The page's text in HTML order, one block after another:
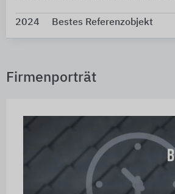
2024 Bestes Referenzobjekt
Firmenporträt